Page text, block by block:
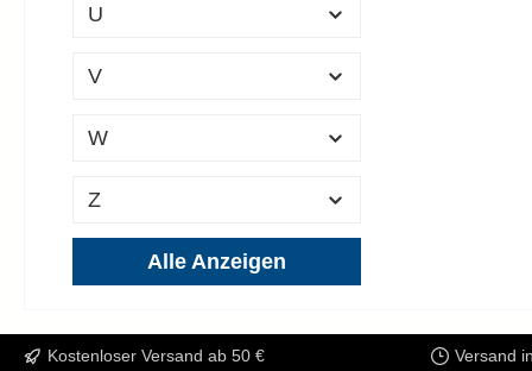
U
V
W
Z
Alle Anzeigen
Kostenloser Versand ab 50 € Versand